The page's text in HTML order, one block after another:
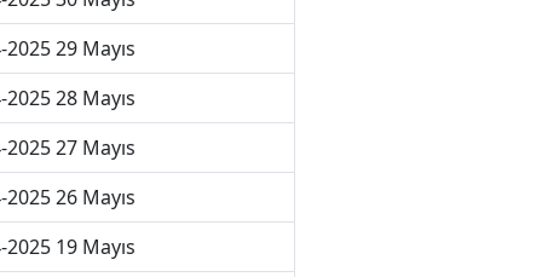
2025 29 Mayıs
2025 28 Mayıs
2025 27 Mayıs
2025 26 Mayıs
2025 19 Mayıs